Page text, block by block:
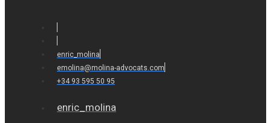
enric_molina
emolina@molina-advocats.com
+34 93 595 50 95
enric_molina